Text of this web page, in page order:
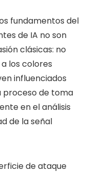
fundamentos del
de IA no son
clásicas: no
los colores
influenciados
proceso de toma
en el análisis
de la señal
de ataque